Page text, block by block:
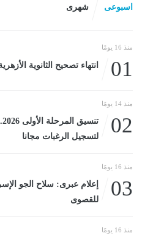
اسبوعى شهرى
منذ 16 يومًا
01 انتهاء تصحيح الثانوية
منذ 14 يومًا
02
لتسجيل الرغبات مجانا
منذ 16 يومًا
03
إعلام عبرى: سلاح الجو
للقصوى
منذ 16 يومًا